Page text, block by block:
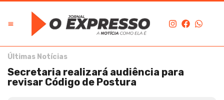
Últimas Notícias
Secretaria realizará audiência para
revisar Código de Postura